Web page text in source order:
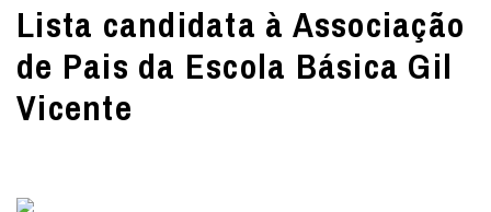
Lista candidata à Associação
de Pais da Escola Básica Gil
Vicente